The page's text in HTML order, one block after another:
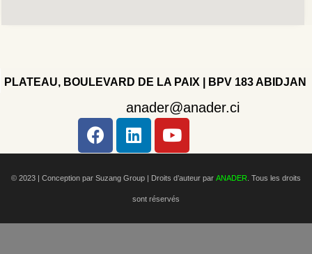
PLATEAU, BOULEVARD DE LA PAIX | BPV 183 ABIDJAN
anader@anader.ci
© 2023 | Conception par Suzang Group | Droits d’auteur par ANADER . Tous les droits
sont réservés
Copyright 2022 - Company - All rights reserved. Powered
by WordPress.